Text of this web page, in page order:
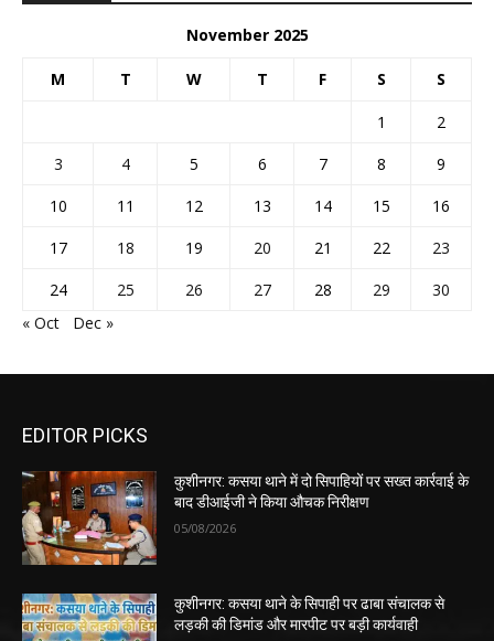
November 2025
M T W T F S S
1
2
3
4 5 6 7 8
9
10
11 12 13 14 15
16
17
18 19 20 21 22
23
24
25 26 27 28 29
30
« Oct
Dec »
EDITOR PICKS
कुशीनगर: कसया थाने में दो सिपाहियों पर सख्त कार्रवाई के
बाद डीआईजी ने किया औचक निरीक्षण
05/08/2026
कुशीनगर: कसया थाने के सिपाही पर ढाबा संचालक से
लड़की की डिमांड और मारपीट पर बड़ी कार्यवाही